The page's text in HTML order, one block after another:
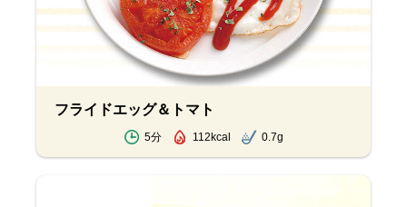
フライドエッグ＆トマト
5分 112kcal 0.7g